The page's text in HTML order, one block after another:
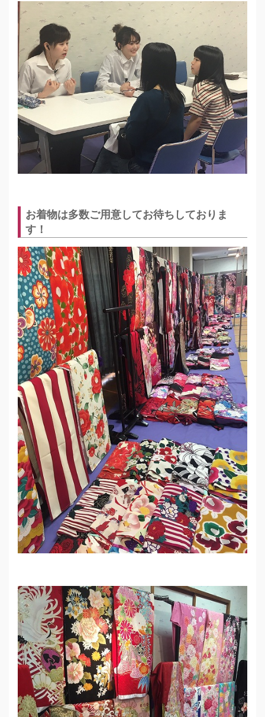
お着物は多数ご用意してお待ちしておりま
す！